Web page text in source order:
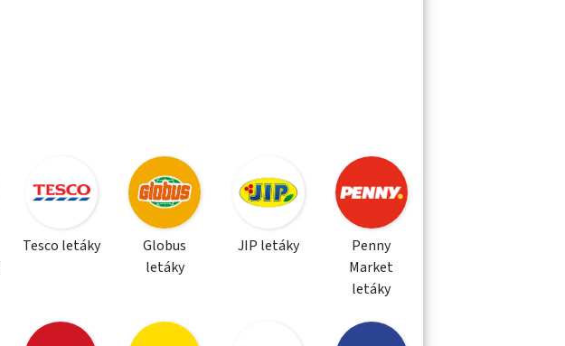
Tesco letáky
Globus
letáky
JIP letáky
Penny
Market
letáky